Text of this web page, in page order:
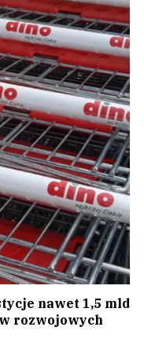
nawet 1,5 mld
rozwojowych